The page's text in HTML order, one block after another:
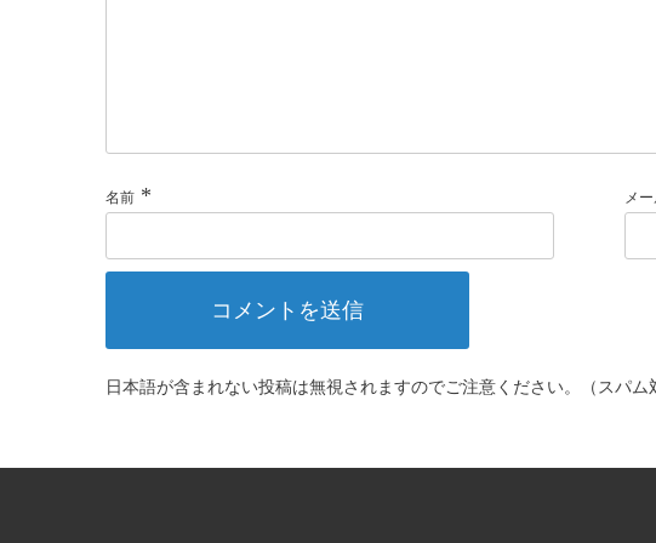
名前 * メ
日本語が含まれない投稿は無視されますのでご注意ください。（スパム